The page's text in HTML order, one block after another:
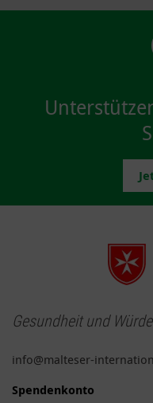
Gesundheit und
info@malteser-
Spendenkonto